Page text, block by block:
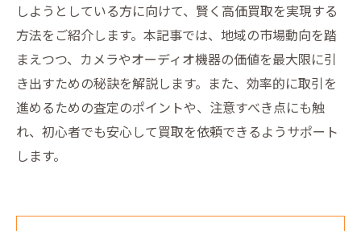
しようとしている方に向けて、賢く高価買取を実現する
方法をご紹介します。本記事では、地域の市場動向を踏
まえつつ、カメラやオーディオ機器の価値を最大限に引
き出すための秘訣を解説します。また、効率的に取引を
進めるための査定のポイントや、注意すべき点にも触
れ、初心者でも安心して買取を依頼できるようサポート
します。